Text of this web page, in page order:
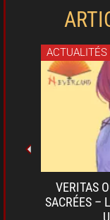
VERITAS
SACRÉES –